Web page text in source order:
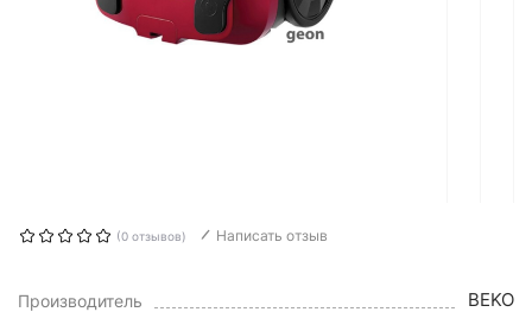
(0 отзывов) Написать отзыв
Производитель BEKO